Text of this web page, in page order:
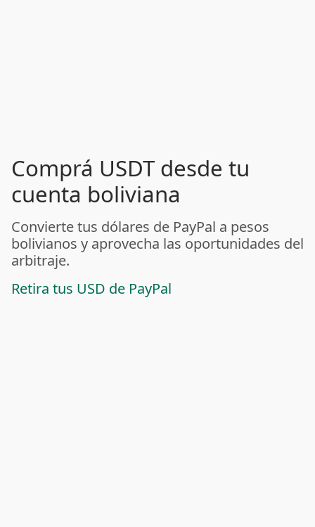
Comprá USDT desde tu
cuenta boliviana
Convierte tus dólares de PayPal a pesos
bolivianos y aprovecha las oportunidades del
arbitraje.
Retira tus USD de PayPal